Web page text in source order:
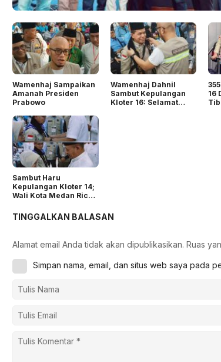
Wamenhaj Sampaikan
Amanah Presiden
Prabowo
Wamenhaj Dahnil
Sambut Kepulangan
Kloter 16: Selamat
16
Sambut Haru
Kepulangan Kloter 14;
Wali Kota Medan Rico
Mendalam kepada
Keluarga Jemaah Haji
Suci
TINGGALKAN BALASAN
Alamat email Anda tidak akan dipublikasikan. Ruas
Simpan nama, email, dan situs web saya pada